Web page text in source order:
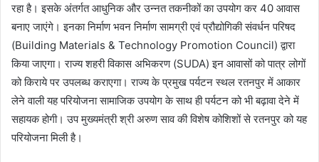
रहा है। इसके अंतर्गत आधुनिक और उन्नत तकनीकों का उपयोग कर 40 आवास
बनाए जाएंगे। इनका निर्माण भवन निर्माण सामग्री एवं प्रौद्योगिकी संवर्धन परिषद
(Building Materials & Technology Promotion Council) द्वारा
किया जाएगा। राज्य शहरी विकास अभिकरण (SUDA) इन आवासों को पात्र लोगों
को किराये पर उपलब्ध कराएगा। राज्य के प्रमुख पर्यटन स्थल रतनपुर में आकार
लेने वाली यह परियोजना सामाजिक उपयोग के साथ ही पर्यटन को भी बढ़ावा देने में
सहायक होगी। उप मुख्यमंत्री श्री अरुण साव की विशेष कोशिशों से रतनपुर को यह
परियोजना मिली है।